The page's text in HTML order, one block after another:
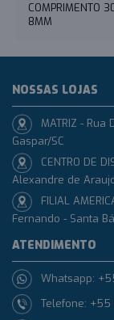
COMPRIMENTO
8MM
NOSSAS LOJAS
MATRIZ - Rua
Gaspar/SC
CENTRO DE
Alexandre de
FILIAL
Fernando - Santa
ATENDIMENTO
Whatsapp:
Telefone: +55